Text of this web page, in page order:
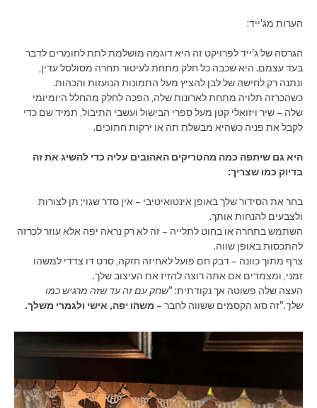
הערות מג'ייד:
הגרסה של ג'ייד לפרויקט זה היא דוגמה מושלמת לתת לחומרים לדבר
בעד עצמם. היא שכבה כל חלק מתחת לעיטור תחרה מסולסל עדין,
ונתנה רק לחישה של לבן להציץ מעל התמונות הנועזות והכהות.
כשהכרזה תלויה מתחת לארונות שלה, הפכה לחלק מהחלל היומיומי
שלה – שיר ויזואלי קטן מעל ספרי הבישול ועשבי התיבול, תמיד שם כדי
לקבל את פניה כשהיא מבשלת תה או ירקות חתוכים.
היא גם שיתפה כמה מהטריקים האהובים עליה כדי להשיג את זה
בדיוק כמו שצריך:
בחר את הסידור שלך באופן אינטואיטיבי – אין סדר שגוי; תן לצורות
ולצבעים להנחות אותך.
השתמש בתחרה או בחוט לתלייה – זה לא רק נראה יפה אלא עוזר לכרזה
להתכסות באופן שווה.
צרף מתוך כוונה – דבק חם פועל לאחיזה חזקה, סרט דו צדדי למשהו
זמני, ומצמדים אם אתה רוצה להזיז את העיצוב שלך.
העצה שלה פשוטה אך נקודתית: "שחק עם זה עד שזה מרגיש כמו
שלך."זה סוג הקסמים ששווה לחבר – משהו יפה, אישי ולגמרי משלך.